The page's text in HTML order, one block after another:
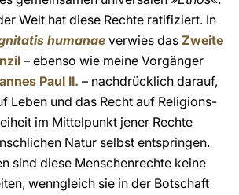
Welt hat diese Rechte ratifiziert. In
humanae verwies das Zweite
– ebenso wie meine Vorgänger
Paul II. – nachdrücklich darauf,
Leben und das Recht auf Religions-
im Mittelpunkt jener Rechte
Natur selbst entspringen.
sind diese Menschenrechte keine
wenngleich sie in der Botschaft